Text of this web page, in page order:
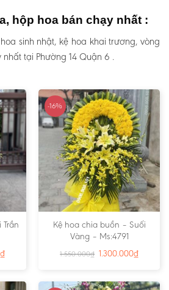
hộp hoa bán chạy nhất :
sinh nhật, kệ hoa khai trương, vòng
tại Phường 14 Quận 6 .
₫
-16%
Kệ hoa chia buồn – Suối
Vàng – Ms:4791
1.550.000₫ 1.300.000₫